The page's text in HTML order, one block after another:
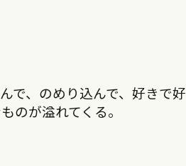
で、のめり込んで、好きで好
のが溢れてくる。